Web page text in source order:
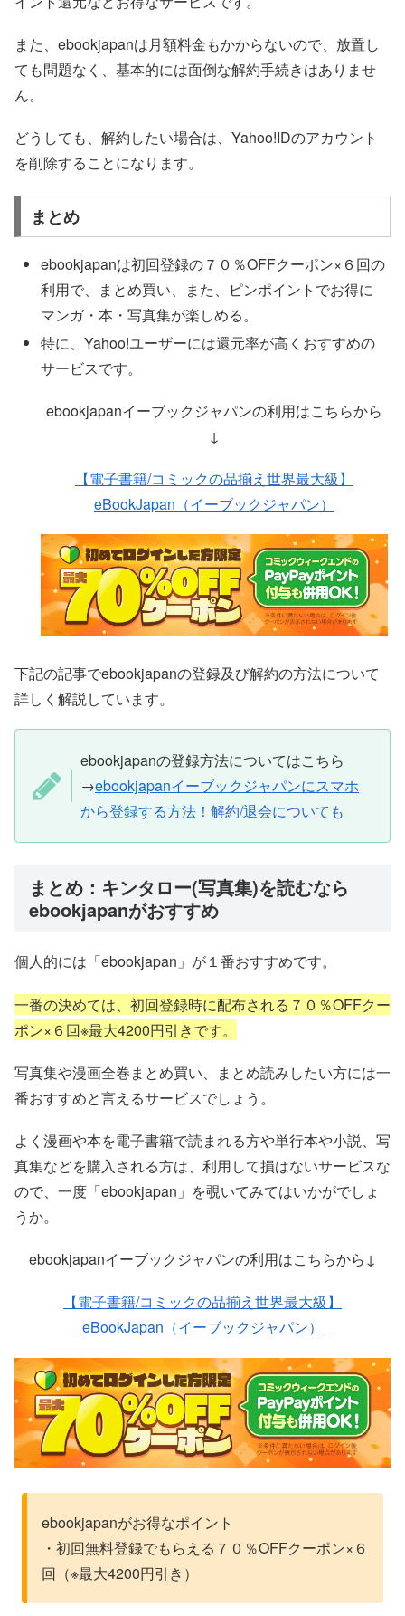
また、ebookjapanは月額料金もかからないので、放置し
ても問題なく、基本的には面倒な解約手続きはありませ
ん。
どうしても、解約したい場合は、Yahoo!IDのアカウント
を削除することになります。
まとめ
ebookjapanは初回登録の７０％OFFクーポン×６回の
利用で、まとめ買い、また、ピンポイントでお得に
マンガ・本・写真集が楽しめる。
特に、Yahoo!ユーザーには還元率が高くおすすめの
サービスです。
ebookjapanイーブックジャパンの利用はこちらから
↓
【電子書籍/コミックの品揃え世界最大級】
eBookJapan（イーブックジャパン）
下記の記事でebookjapanの登録及び解約の方法について
詳しく解説しています。
ebookjapanの登録方法についてはこちら
→ebookjapanイーブックジャパンにスマホ
から登録する方法！解約/退会についても
まとめ：キンタロー(写真集)を読むなら
ebookjapanがおすすめ
個人的には「ebookjapan」が１番おすすめです。
一番の決めては、初回登録時に配布される７０％OFFクー
ポン×６回※最大4200円引きです。
写真集や漫画全巻まとめ買い、まとめ読みしたい方には一
番おすすめと言えるサービスでしょう。
よく漫画や本を電子書籍で読まれる方や単行本や小説、写
真集などを購入される方は、利用して損はないサービスな
ので、一度「ebookjapan」を覗いてみてはいかがでしょ
うか。
ebookjapanイーブックジャパンの利用はこちらから↓
【電子書籍/コミックの品揃え世界最大級】
eBookJapan（イーブックジャパン）
ebookjapanがお得なポイント
・初回無料登録でもらえる７０％OFFクーポン×６
回（※最大4200円引き）